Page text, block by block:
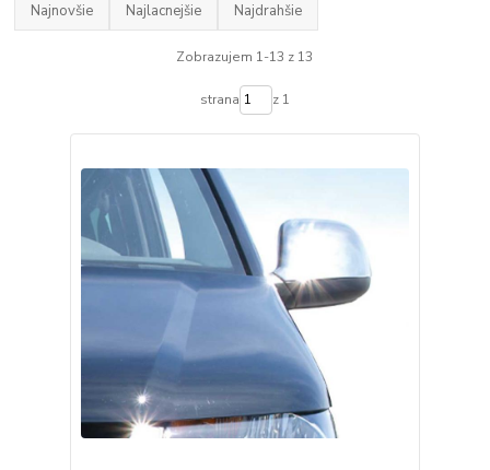
Najnovšie Najlacnejšie Najdrahšie
Zobrazujem 1-13 z 13
strana z 1